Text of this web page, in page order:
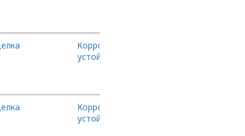
Коррозийно-
устойчивый
Коррозийно-
устойчивый